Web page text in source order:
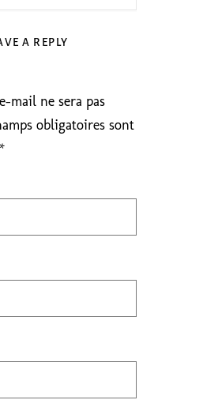
A REPLY
mail ne sera pas
obligatoires sont
*